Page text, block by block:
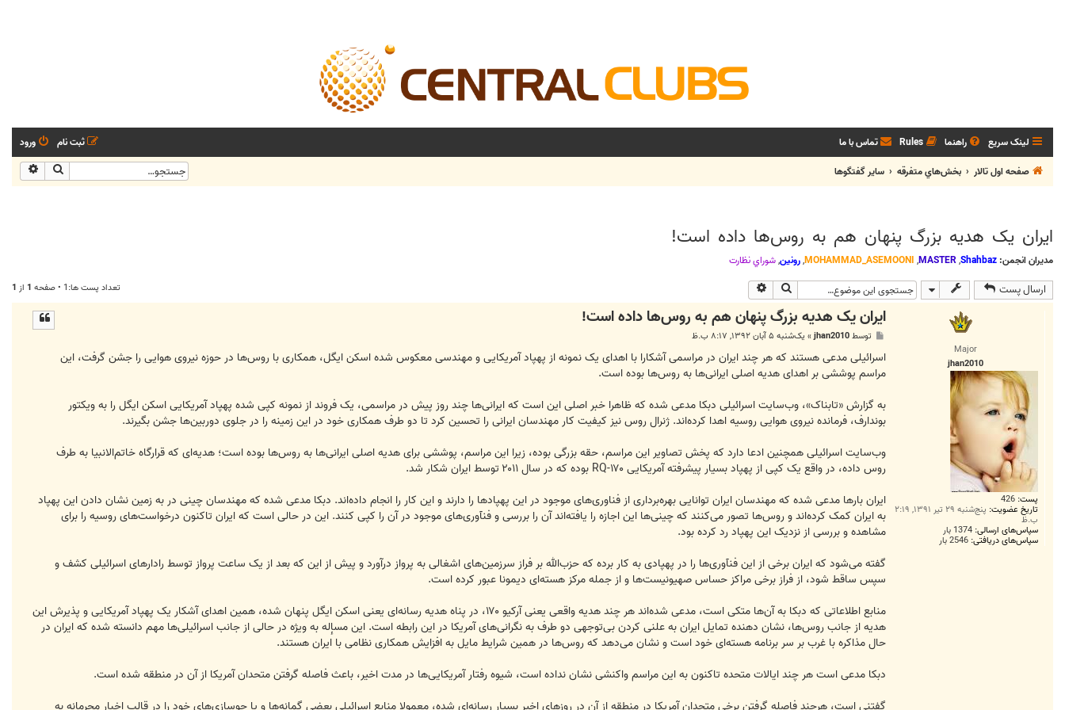
لینک سریع راهنما Rules تماس با ما ورود
ثبت نام
صفحه اول تالار
بخش‌‌هاي متفرقه ساير گفتگوها جستجو
ایران یک هدیه بزرگ پنهان هم به روس‌ها داده است!
مدیران انجمن: Shahbaz
,
MASTER
,
MOHAMMAD_ASEMOONI
,رونین,شوراي نظارت
ارسال پست جستجو تعداد پست ها:1 • صفحه 1 از 1
Major
jhan2010
پست: 426
تاریخ عضویت: پنج‌شنبه ۲۹ تیر ۱۳۹۱, ۲:۱۹
ب.ظ
سپاس‌های ارسالی: 1374 بار
سپاس‌های دریافتی: 2546 بار
ایران یک هدیه بزرگ پنهان هم به روس‌ها داده است!
ت
توسطjhan2010
» یک‌شنبه ۵ آبان ۱۳۹۲, ۸:۱۷ ب.ظ
اسرائیلی مدعی هستند که هر چند ایران در مراسمی آشکارا با اهدای یک نمونه از پهپاد آمریکایی و مهندسی معکوس شده ‌اسکن ایگل، همکاری با روس‌ها در حوزه نیروی هوایی را جشن گرفت، این
مراسم پوششی بر‌ اهدای هدیه اصلی ایرانی‌ها به روس‌ها بوده است.
به گزارش «تابناک»، وب‌سایت اسرائیلی دبکا مدعی شده ‌که ظاهرا خبر اصلی این است که ایرانی‌ها چند روز پیش در مراسمی، یک فروند از نمونه کپی شده پهپاد آمریکایی اسکن ایگل را به ویکتور
بوندارف، فرمانده نیروی هوایی روسیه اهدا کرده‌اند. ژنرال روس نیز کیفیت کار مهندسان ایرانی را تحسین کرد تا دو طرف‌ همکاری خود در این زمینه را در جلوی دوربین‌ها جشن بگیرند.
وب‌سایت اسرائیلی همچنین ادعا دارد ‌که پخش تصاویر این مراسم، حقه بزرگی بوده، زیرا این مراسم، پوششی برای هدیه اصلی ایرانی‌ها به روس‌ها بوده است؛ هدیه‌ای که قرارگاه خاتم‌الانبیا به طرف
روس داده، در واقع یک کپی از پهپاد بسیار پیشرفته آمریکایی RQ-۱۷۰ بوده ‌که در سال ۲۰۱۱ توسط ایران شکار شد.
ایران بار‌ها مدعی شده ‌که مهندسان ایران توانایی بهره‌برداری از فناوری‌های موجود در این پهپاد‌ها را دارند و این کار را انجام داده‌اند. دبکا مدعی شده ‌که مهندسان چینی در به زمین نشان دادن این پهپاد
به ایران کمک کرده‌اند و روس‌ها تصور می‌کنند که چینی‌ها این اجازه را یافته‌اند ‌آن را ‌بررسی و فنآوری‌های موجود در آن را کپی کنند. این در حالی است که ایران تاکنون درخواست‌های روسیه را برای
مشاهده و بررسی از نزدیک این پهپاد رد کرده بود.
گفته می‌شود که ایران برخی از این فنآوری‌ها را در پهپادی به کار برده ‌که حزب‌الله بر فراز سرزمین‌های اشغالی به پرواز در‌آورد و پیش از این که بعد از یک ساعت پرواز توسط رادارهای اسرائیلی کشف ‌و
سپس ساقط شود، از فراز برخی مراکز حساس صهیونیست‌ها و از جمله مرکز هسته‌ای دیمونا عبور کرده است.
منابع اطلاعاتی که دبکا به آن‌ها متکی است، مدعی شده‌اند ‌هر چند هدیه واقعی یعنی آر‌کیو ۱۷۰، در پناه هدیه رسانه‌ای یعنی اسکن ایگل پنهان شده، همین اهدای آشکار یک پهپاد آمریکایی و پذیرش این
هدیه از جانب روس‌ها، نشان دهنده تمایل ایران به علنی کردن بی‌توجهی دو طرف به نگرانی‌های آمریکا در این رابطه است. این مسإله به ویژه در حالی از جانب اسرائیلی‌ها مهم دانسته شده ‌که ایران در
حال مذاکره با غرب بر سر برنامه هسته‌ای خود است و نشان می‌دهد که روس‌ها در همین شرایط مایل به افزایش همکاری نظامی با ایران هستند.
دبکا مدعی است ‌هر چند ایالات متحده تاکنون به این مراسم واکنشی نشان نداده است، شیوه رفتار آمریکایی‌ها در مدت اخیر، باعث فاصله گرفتن متحدان آمریکا از آن در منطقه شده است.